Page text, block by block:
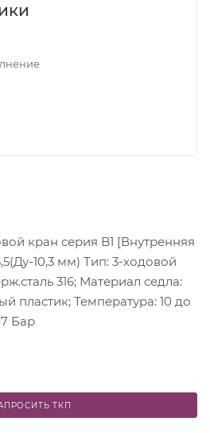
кран серия B1 [Внутренняя
10,3 мм) Тип: 3-ходовой
316; Материал седла:
пластик; Температура: 10 до
Бар
ТКП